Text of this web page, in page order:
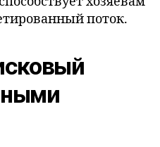
поток.